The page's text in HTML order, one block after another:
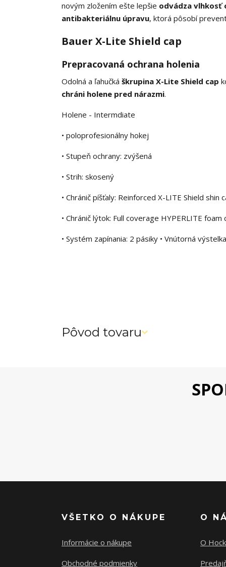
novým zložením ešte lepšie odvádza vlhkosť
antibakteriálnu úpravu, ktorá pôsobí
Bauer X-Lite Shield cap
Prepracovaná ochrana holenia
Odolná a ľahučká škrupina X-Lite Shield cap
chráni holene pred nárazmi.
Holene - Intermdiate
• poloprofesionálny hokej
• Stupeň ochrany: zvýšená
• Strih: skosený
• Chránič píšťaly: Reinforced X-LITE Shield shin
• Chránič lýtok: Full coverage HYPERLITE
• Systém zapínania: 2 pásiky • Vnútorná
Pôvod tovaru
VŠETKO O NÁKUPE
Informácie o nákupe
Obchodné podmienky
O
O